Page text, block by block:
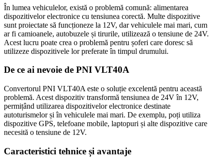
În lumea vehiculelor, există o problemă comună: alimentarea
dispozitivelor electronice cu tensiunea corectă. Multe dispozitive
sunt proiectate să funcționeze la 12V, dar vehiculele mai mari, cum
ar fi camioanele, autobuzele și tirurile, utilizează o tensiune de 24V.
Acest lucru poate crea o problemă pentru șoferi care doresc să
utilizeze dispozitivele lor preferate în timpul drumului.
De ce ai nevoie de PNI VLT40A
Convertorul PNI VLT40A este o soluție excelentă pentru această
problemă. Acest dispozitiv transformă tensiunea de 24V în 12V,
permițând utilizarea dispozitivelor electronice destinate
autoturismelor și în vehiculele mai mari. De exemplu, poți utiliza
dispozitive GPS, telefoane mobile, laptopuri și alte dispozitive care
necesită o tensiune de 12V.
Caracteristici tehnice și avantaje